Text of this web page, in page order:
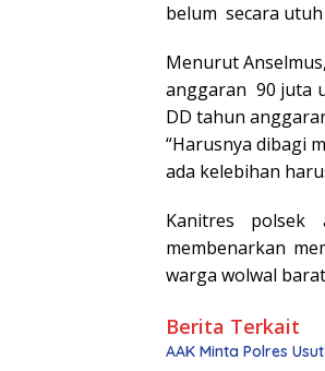
belum secara
Menurut
anggaran 90 juta
DD tahun
“Harusnya dibagi
ada kelebihan
Kanitres polsek
membenarkan
warga wolwal
Berita Terkait
AAK Minta Polres